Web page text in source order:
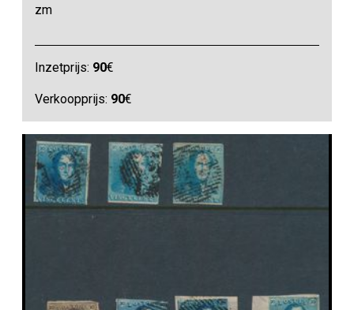
zm
Inzetprijs: 90€
Verkoopprijs: 90€